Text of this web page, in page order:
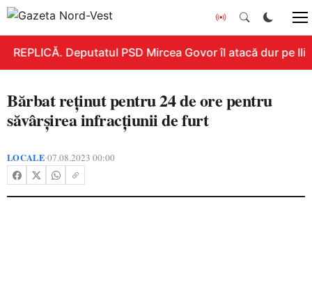
REPLICĂ. Deputatul PSD Mircea Govor îl atacă dur pe
Bărbat reținut pentru 24 de ore pentru
săvârșirea infracțiunii de furt
LOCALE•07.08.2023 00:00